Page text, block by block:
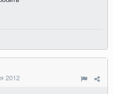
2012